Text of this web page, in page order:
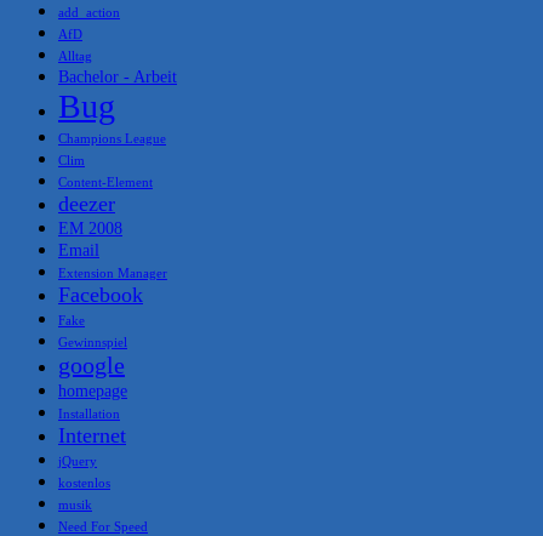
add_action
AfD
Alltag
Bachelor - Arbeit
Bug
Champions League
Clim
Content-Element
deezer
EM 2008
Email
Extension Manager
Facebook
Fake
Gewinnspiel
google
homepage
Installation
Internet
jQuery
kostenlos
musik
Need For Speed